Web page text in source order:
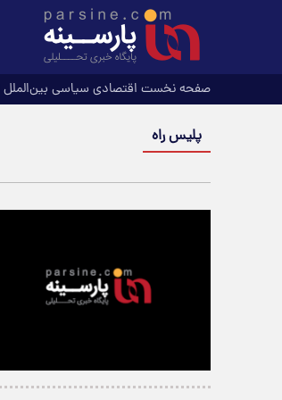
صفحه نخست اقتصادی سیاسی بین‌الملل
پلیس راه